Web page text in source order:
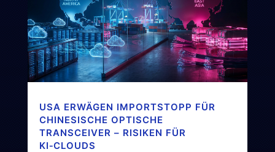
USA ERWÄGEN IMPORTSTOPP FÜR
CHINESISCHE OPTISCHE
TRANSCEIVER – RISIKEN FÜR
KI‑CLOUDS